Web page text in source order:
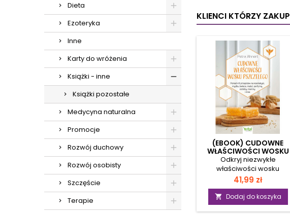
Dieta
Ezoteryka
Inne
Karty do wróżenia
Książki - inne
Książki pozostałe
Medycyna naturalna
Promocje
Rozwój duchowy
Rozwój osobisty
Szczęście
Terapie
KLIENCI KTÓRZY
(EBOOK) CUDOWNE
WŁAŚCIWOŚCI WOSKU
PSZCZELEGO
Odkryj niezwykłe
właściwości wosku
pszczelego i zacznij
własnoręcznie robić piękne
i zdrowe produkty, które
wspierają zdrowie skóry
Cena
41,99 zł
 Dodaj do koszyka